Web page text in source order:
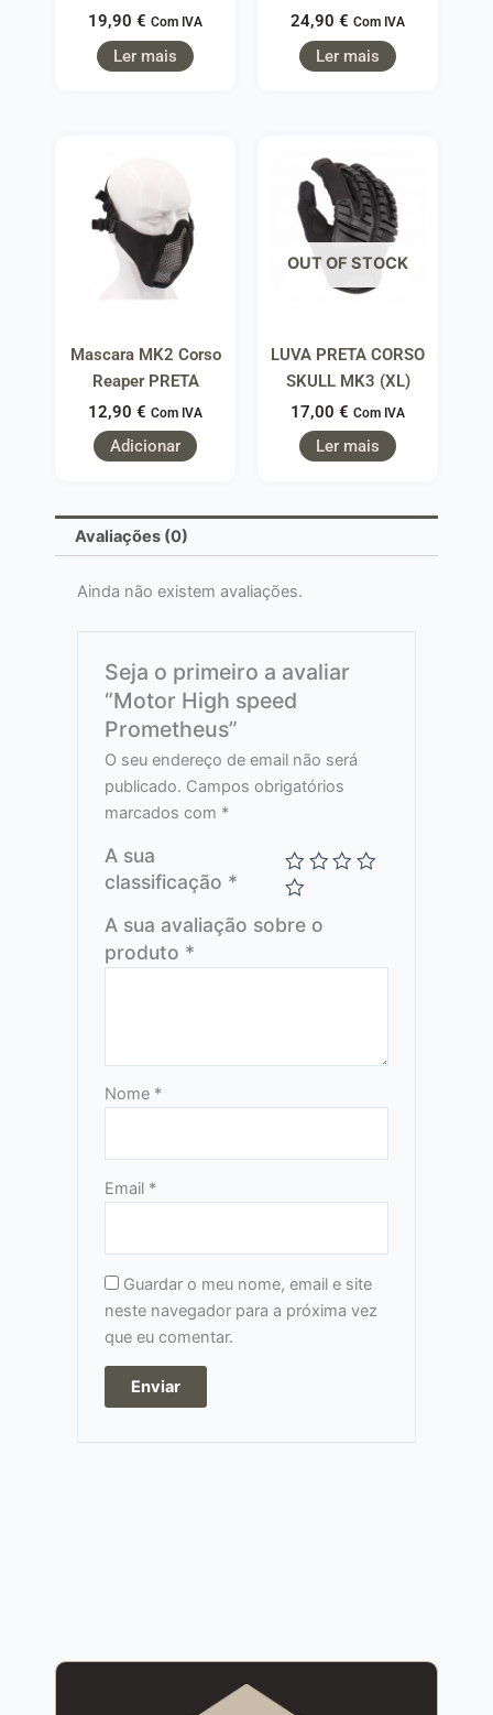
19,90 € Com IVA
Ler mais
24,90 € Com IVA
Ler mais
Mascara MK2 Corso
Reaper PRETA
12,90 € Com IVA
Adicionar
OUT OF STOCK
LUVA PRETA CORSO
SKULL MK3 (XL)
17,00 € Com IVA
Ler mais
Avaliações (0)
Ainda não existem avaliações.
Seja o primeiro a avaliar
“Motor High speed
Prometheus”
O seu endereço de email não será
publicado. Campos obrigatórios
marcados com *
A sua
classificação *
A sua avaliação sobre o
produto *
Nome *
Email *
Guardar o meu nome, email e site
neste navegador para a próxima vez
que eu comentar.